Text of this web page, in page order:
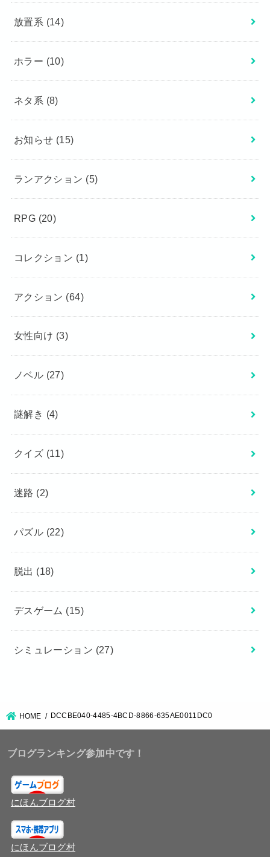
放置系 (14)
ホラー (10)
ネタ系 (8)
お知らせ (15)
ランアクション (5)
RPG (20)
コレクション (1)
アクション (64)
女性向け (3)
ノベル (27)
謎解き (4)
クイズ (11)
迷路 (2)
パズル (22)
脱出 (18)
デスゲーム (15)
シミュレーション (27)
HOME DCCBE040-4485-4BCD-8866-635AE0011DC0
ブログランキング参加中です！
にほんブログ村
にほんブログ村